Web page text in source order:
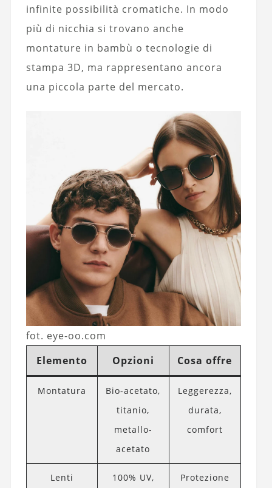
infinite possibilità cromatiche. In modo
più di nicchia si trovano anche
montature in bambù o tecnologie di
stampa 3D, ma rappresentano ancora
una piccola parte del mercato.
fot. eye-oo.com
Elemento
Opzioni Cosa offre
Montatura
Bio-acetato,
titanio,
metallo-
acetato
Leggerezza,
durata,
comfort
Lenti 100% UV, Protezione